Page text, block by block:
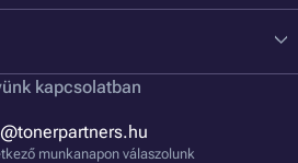
kapcsolatban
munkanapon válaszolunk